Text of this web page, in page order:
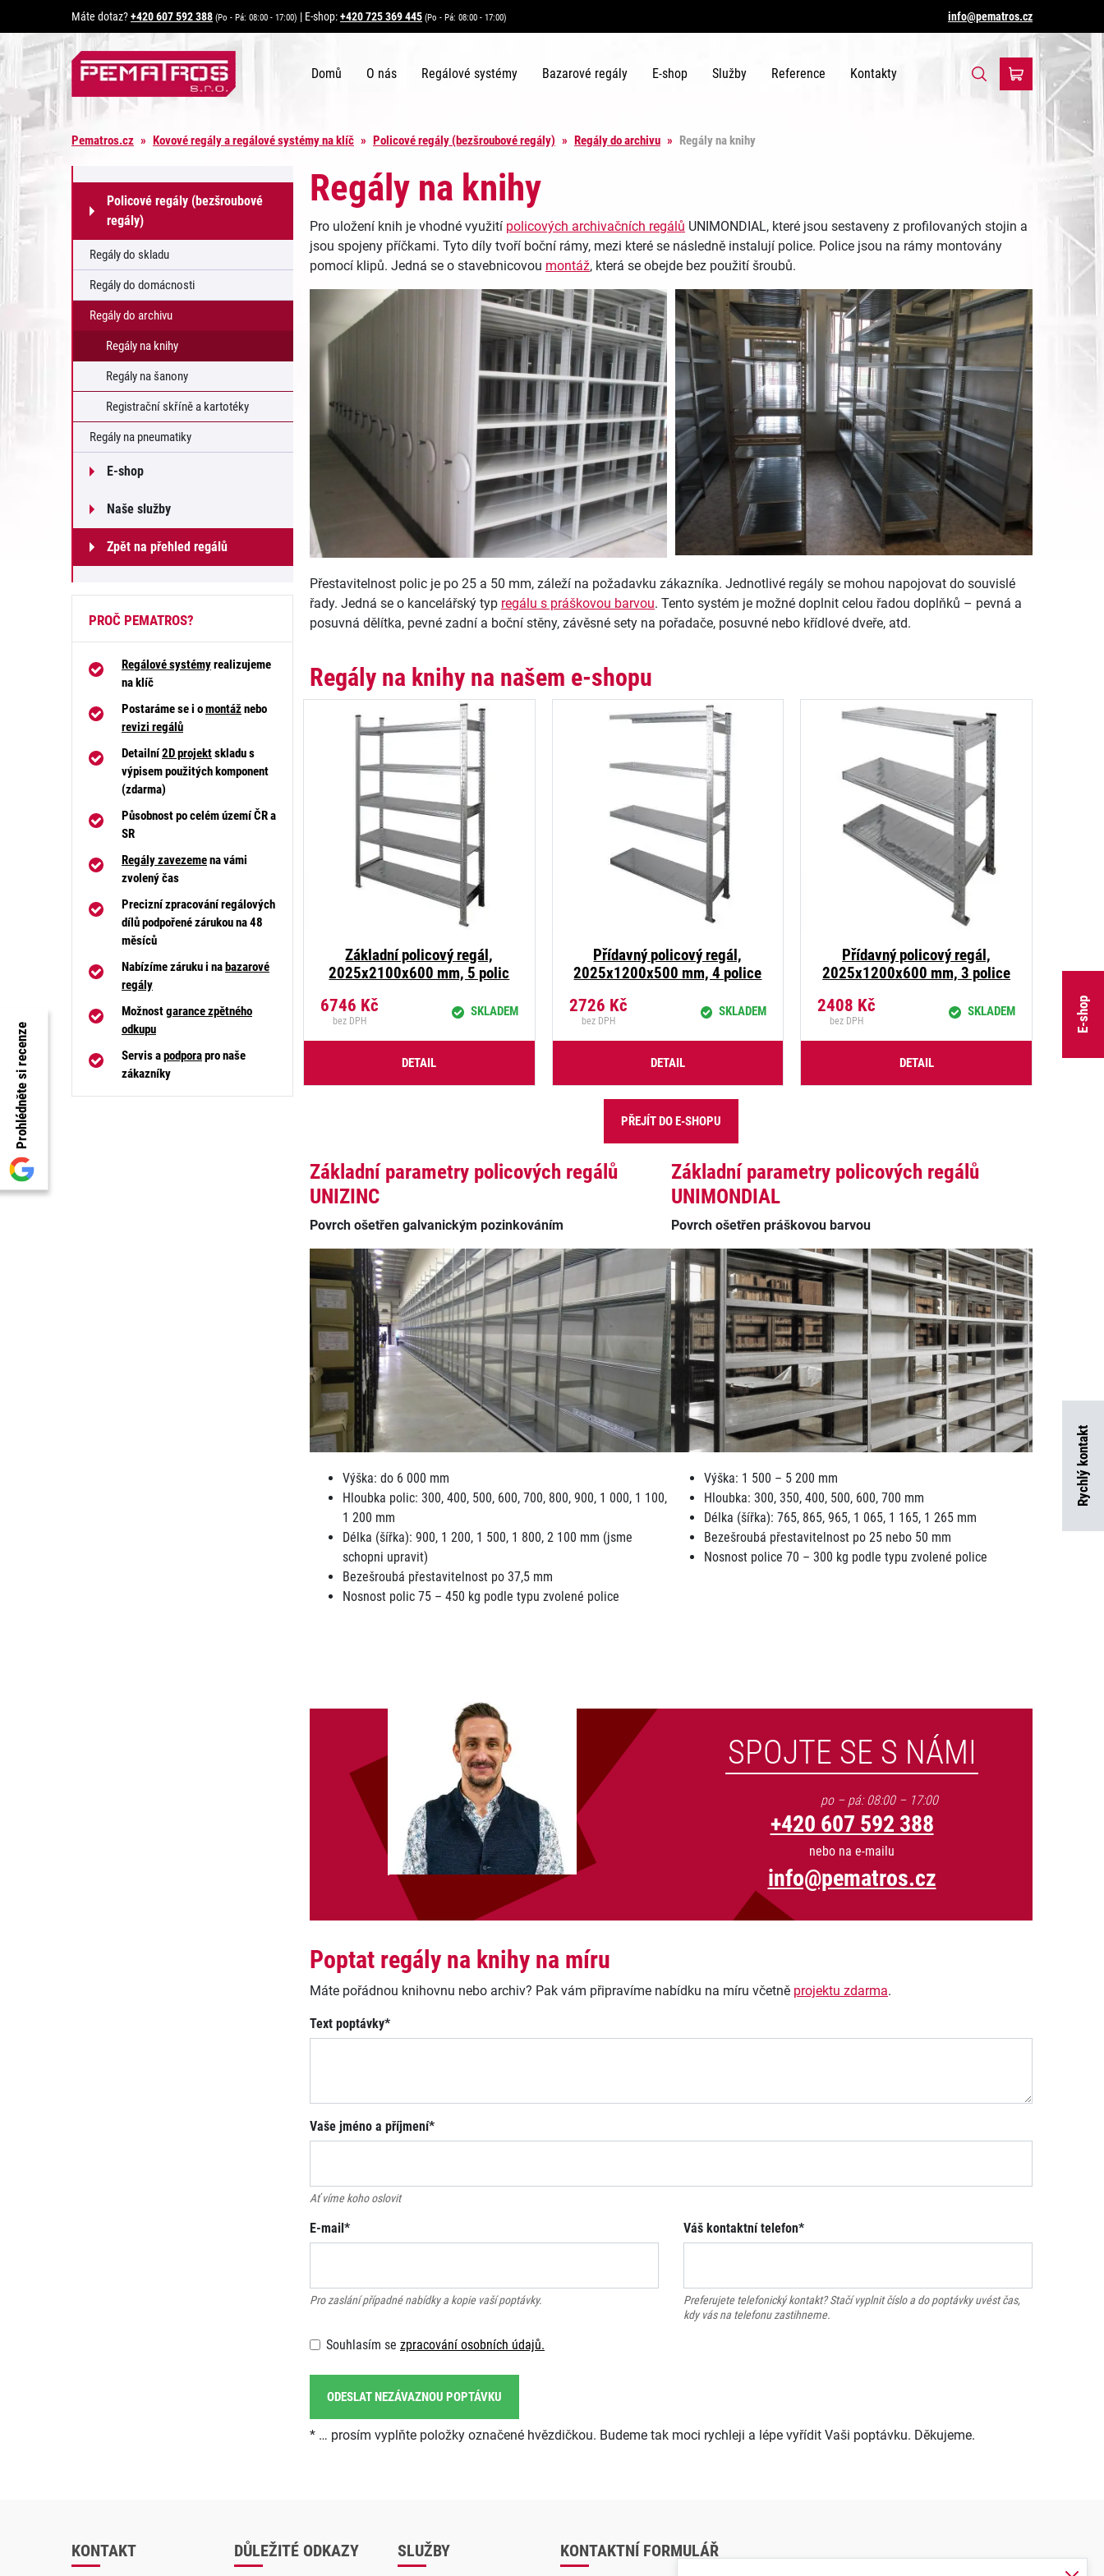
E-shop
Rychlý kontakt
Prohlédněte si recenze
Máte dotaz?+420 607 592 388 (Po - Pá: 08:00 - 17:00) | E-shop:+420 725 369 445 (Po - Pá: 08:00 - 17:00) info@pematros.cz
Domů O nás Regálové systémy Bazarové regály E-shop Služby Reference Kontakty
Pematros.cz » Kovové regály a regálové systémy na klíč » Policové regály (bezšroubové regály) » Regály do archivu » Regály na knihy
Policové regály (bezšroubové
regály)
Regály do skladu
Regály do domácnosti
Regály do archivu
Regály na knihy
Regály na šanony
Registrační skříně a kartotéky
Regály na pneumatiky
E-shop
Naše služby
Zpět na přehled regálů
PROČ PEMATROS?
Regálové systémyrealizujeme
na klíč
Postaráme se i omontážnebo
revizi regálů
Detailní2D projektskladu s
výpisem použitých komponent
(zdarma)
Působnost po celém území ČR a
SR
Regály zavezemena vámi
zvolený čas
Precizní zpracování regálových
dílů podpořené zárukou na 48
měsíců
Nabízíme záruku i nabazarové
regály
Možnostgarance zpětného
odkupu
Servis apodporapro naše
zákazníky
Regály na knihy
Pro uložení knih je vhodné využití policových archivačních regálů UNIMONDIAL, které jsou sestaveny z profilovaných stojin a
jsou spojeny příčkami. Tyto díly tvoří boční rámy, mezi které se následně instalují police. Police jsou na rámy montovány
pomocí klipů. Jedná se o stavebnicovou montáž, která se obejde bez použití šroubů.
Přestavitelnost polic je po 25 a 50 mm, záleží na požadavku zákazníka. Jednotlivé regály se mohou napojovat do souvislé
řady. Jedná se o kancelářský typ regálu s práškovou barvou. Tento systém je možné doplnit celou řadou doplňků – pevná a
posuvná dělítka, pevné zadní a boční stěny, závěsné sety na pořadače, posuvné nebo křídlové dveře, atd.
Regály na knihy na našem e-shopu
Základní policový regál,
2025x2100x600 mm, 5 polic
6746 Kč
bez DPH
SKLADEM
DETAIL
Přídavný policový regál,
2025x1200x500 mm, 4 police
2726 Kč
bez DPH
SKLADEM
DETAIL
Přídavný policový regál,
2025x1200x600 mm, 3 police
2408 Kč
bez DPH
SKLADEM
DETAIL
PŘEJÍT DO E-SHOPU
Základní parametry policových regálů
UNIZINC
Povrch ošetřen galvanickým pozinkováním
Výška: do 6 000 mm
Hloubka polic: 300, 400, 500, 600, 700, 800, 900, 1 000, 1 100,
1 200 mm
Délka (šířka): 900, 1 200, 1 500, 1 800, 2 100 mm (jsme
schopni upravit)
Bezešroubá přestavitelnost po 37,5 mm
Nosnost polic 75 – 450 kg podle typu zvolené police
Základní parametry policových regálů
UNIMONDIAL
Povrch ošetřen práškovou barvou
Výška: 1 500 – 5 200 mm
Hloubka: 300, 350, 400, 500, 600, 700 mm
Délka (šířka): 765, 865, 965, 1 065, 1 165, 1 265 mm
Bezešroubá přestavitelnost po 25 nebo 50 mm
Nosnost police 70 – 300 kg podle typu zvolené police
SPOJTE SE S NÁMI
po – pá: 08:00 – 17:00
+420 607 592 388
nebo na e-mailu
info@pematros.cz
Poptat regály na knihy na míru
Máte pořádnou knihovnu nebo archiv? Pak vám připravíme nabídku na míru včetně projektu zdarma.
Text poptávky*
Vaše jméno a příjmení*
Ať víme koho oslovit
E-mail*
Pro zaslání případné nabídky a kopie vaší poptávky.
Váš kontaktní telefon*
Preferujete telefonický kontakt? Stačí vyplnit číslo a do poptávky uvést čas,
kdy vás na telefonu zastihneme.
Souhlasím se zpracování osobních údajů.
ODESLAT NEZÁVAZNOU POPTÁVKU
* … prosím vyplňte položky označené hvězdičkou. Budeme tak moci rychleji a lépe vyřídit Vaši poptávku. Děkujeme.
KONTAKT DŮLEŽITÉ ODKAZY SLUŽBY KONTAKTNÍ FORMULÁŘ